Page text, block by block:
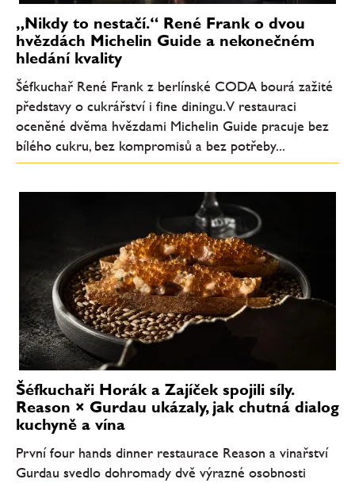
„Nikdy to nestačí.“ René Frank o dvou
hvězdách Michelin Guide a nekonečném
hledání kvality
Šéfkuchař René Frank z berlínské CODA bourá zažité
představy o cukrářství i fine diningu. V restauraci
oceněné dvěma hvězdami Michelin Guide pracuje bez
bílého cukru, bez kompromisů a bez potřeby...
Šéfkuchaři Horák a Zajíček spojili síly.
Reason × Gurdau ukázaly, jak chutná dialog
kuchyně a vína
První four hands dinner restaurace Reason a vinařství
Gurdau svedlo dohromady dvě výrazné osobnosti